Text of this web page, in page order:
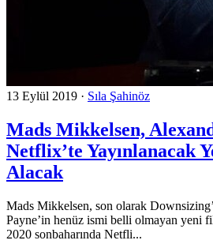
13 Eylül 2019 · Sıla Şahinöz
Mads Mikkelsen,
Netflix’te Yayınlanacak
Alacak
Mads Mikkelsen, son olarak
Payne’in henüz ismi belli olmayan yeni
2020 sonbaharında Netfli...